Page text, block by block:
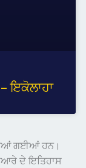
ਇਕੋਲਾਹਾ
ਗਈਆਂ ਹਨ।
ਦੇ ਇਤਿਹਾਸ